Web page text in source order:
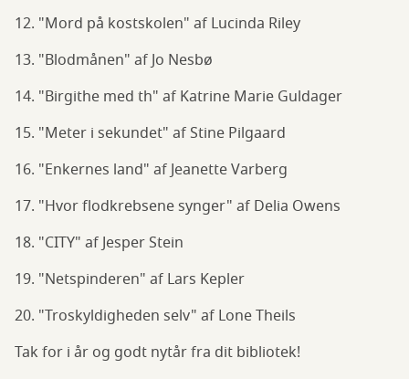
12. "Mord på kostskolen" af Lucinda Riley
13. "Blodmånen" af Jo Nesbø
14. "Birgithe med th" af Katrine Marie Guldager
15. "Meter i sekundet" af Stine Pilgaard
16. "Enkernes land" af Jeanette Varberg
17. "Hvor flodkrebsene synger" af Delia Owens
18. "CITY" af Jesper Stein
19. "Netspinderen" af Lars Kepler
20. "Troskyldigheden selv" af Lone Theils
Tak for i år og godt nytår fra dit bibliotek!